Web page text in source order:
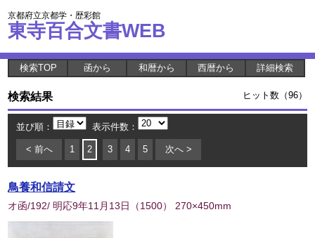
京都府立京都学・歴彩館
東寺百合文書WEB
検索TOP 函から 和暦から 西暦から 詳細検索
検索結果 ヒット数（96）
並び順： 表示件数：
< 前へ 1 2 3 4 5 次へ >
鳥養和信請文
オ函/192/ 明応9年11月13日 （1500） 270×450mm